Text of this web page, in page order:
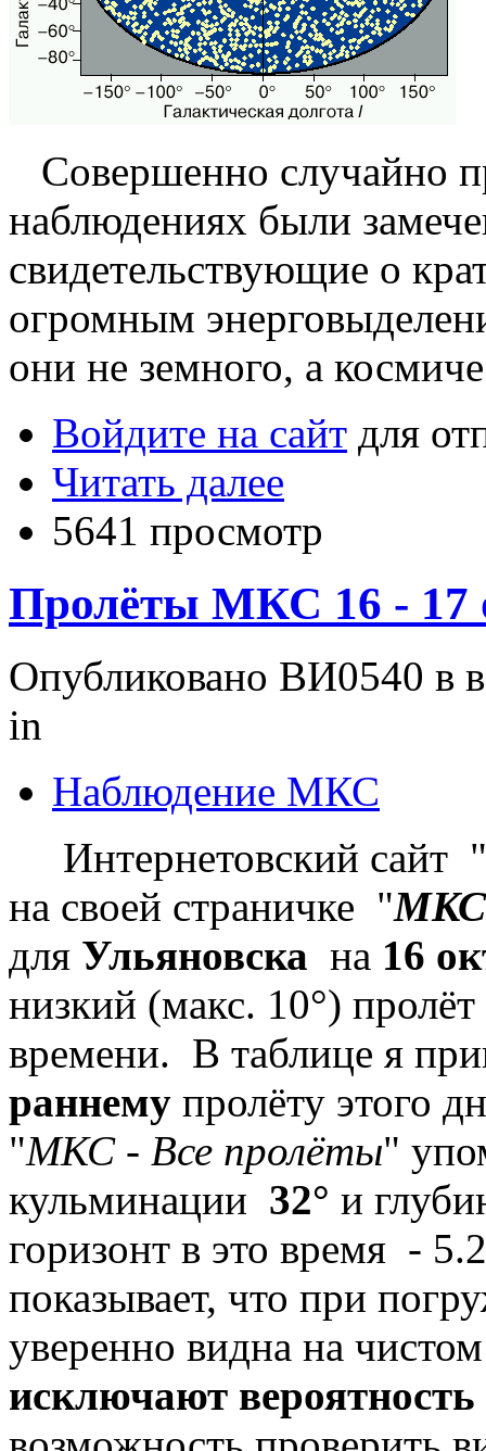
Совершенно случайно
наблюдениях были
свидетельствующие о
огромным
они не земного, а
Войдите на сайт для
Читать далее
5641 просмотр
Пролёты МКС 16 - 17
Опубликовано ВИ0540 в
in
Наблюдение МКС
Интернетовский сайт "
на своей страничке "МКС
для Ульяновска на 16
низкий (макс. 10°)
времени. В таблице я
раннему пролёту этого
"МКС - Все пролёты"
кульминации 32° и
горизонт в это время -
показывает, что при
уверенно видна на
исключают